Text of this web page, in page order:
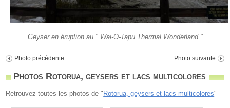
Geyser en éruption au " Wai-O-Tapu Thermal Wonderland "
Photo précédente Photo suivante
Photos Rotorua, geysers et lacs multicolores
Retrouvez toutes les photos de " Rotorua, geysers et lacs multicolores"